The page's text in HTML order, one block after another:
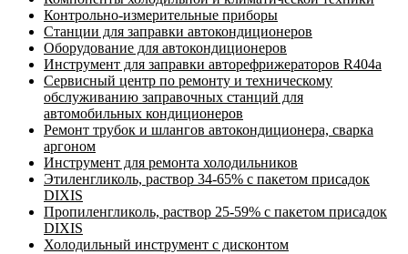
Контрольно-измерительные приборы
Станции для заправки автокондиционеров
Оборудование для автокондиционеров
Инструмент для заправки авторефрижераторов R404a
Сервисный центр по ремонту и техническому
обслуживанию заправочных станций для
автомобильных кондиционеров
Ремонт трубок и шлангов автокондиционера, сварка
аргоном
Инструмент для ремонта холодильников
Этиленгликоль, раствор 34-65% с пакетом присадок
DIXIS
Пропиленгликоль, раствор 25-59% с пакетом присадок
DIXIS
Холодильный инструмент с дисконтом